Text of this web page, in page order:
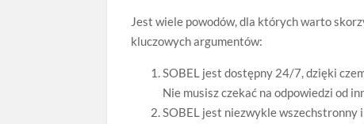
Jest wiele powodów, dla których warto
kluczowych argumentów:
SOBEL jest dostępny 24/7, dzięki
Nie musisz czekać na odpowiedzi od
SOBEL jest niezwykle wszechstronny